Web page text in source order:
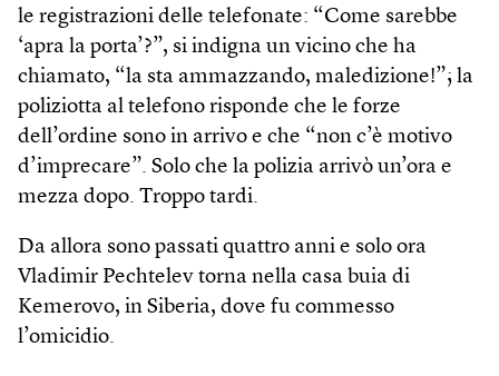
le registrazioni delle telefonate: “Come sarebbe
‘apra la porta’?”, si indigna un vicino che ha
chiamato, “la sta ammazzando, maledizione!”; la
poliziotta al telefono risponde che le forze
dell’ordine sono in arrivo e che “non c’è motivo
d’imprecare”. Solo che la polizia arrivò un’ora e
mezza dopo. Troppo tardi.
Da allora sono passati quattro anni e solo ora
Vladimir Pechtelev torna nella casa buia di
Kemerovo, in Siberia, dove fu commesso
l’omicidio.